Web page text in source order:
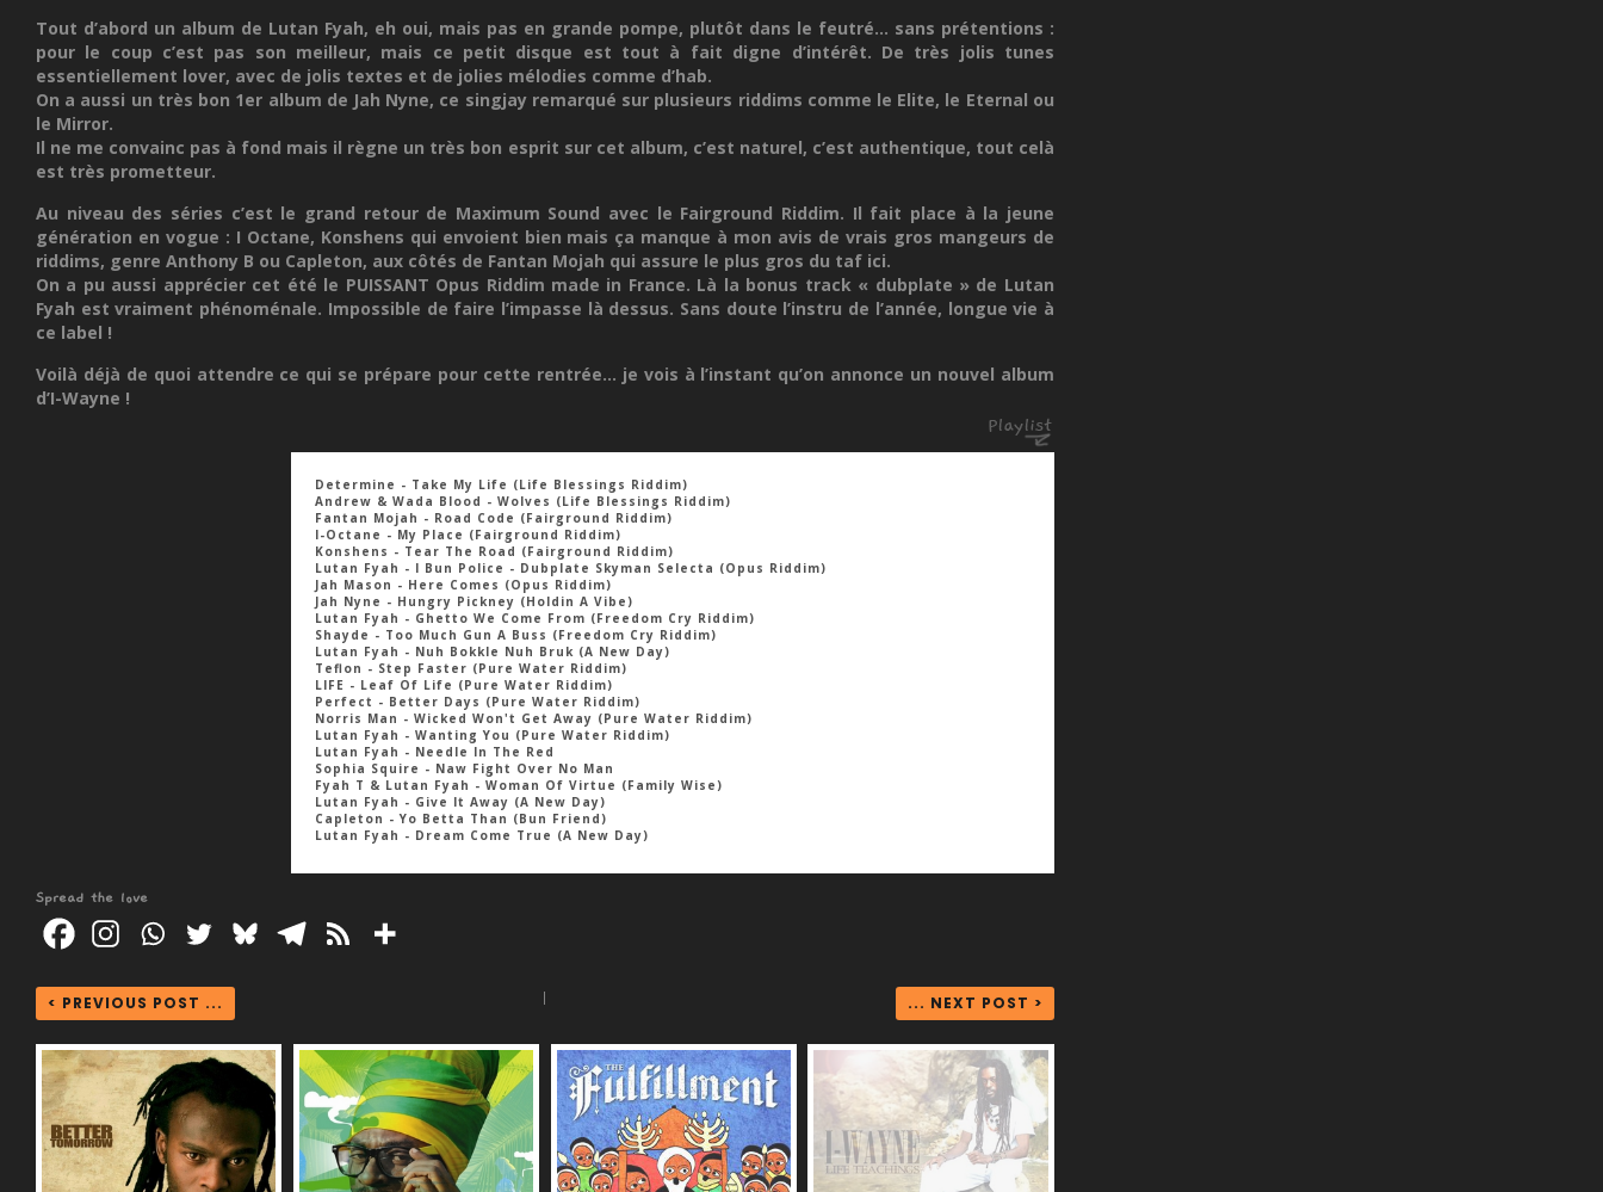
Tout d’abord un album de Lutan Fyah, eh oui, mais pas en grande pompe, plutôt dans le feutré… sans prétentions :
pour le coup c’est pas son meilleur, mais ce petit disque est tout à fait digne d’intérêt. De très jolis tunes
essentiellement lover, avec de jolis textes et de jolies mélodies comme d’hab.
On a aussi un très bon 1er album de Jah Nyne, ce singjay remarqué sur plusieurs riddims comme le Elite, le Eternal ou
le Mirror.
Il ne me convainc pas à fond mais il règne un très bon esprit sur cet album, c’est naturel, c’est authentique, tout celà
est très prometteur.
Au niveau des séries c’est le grand retour de Maximum Sound avec le Fairground Riddim. Il fait place à la jeune
génération en vogue : I Octane, Konshens qui envoient bien mais ça manque à mon avis de vrais gros mangeurs de
riddims, genre Anthony B ou Capleton, aux côtés de Fantan Mojah qui assure le plus gros du taf ici.
On a pu aussi apprécier cet été le PUISSANT Opus Riddim made in France. Là la bonus track « dubplate » de Lutan
Fyah est vraiment phénoménale. Impossible de faire l’impasse là dessus. Sans doute l’instru de l’année, longue vie à
ce label !
Voilà déjà de quoi attendre ce qui se prépare pour cette rentrée… je vois à l’instant qu’on annonce un nouvel album
d’I-Wayne !
Determine - Take My Life (Life Blessings Riddim)
Andrew & Wada Blood - Wolves (Life Blessings Riddim)
Fantan Mojah - Road Code (Fairground Riddim)
I-Octane - My Place (Fairground Riddim)
Konshens - Tear The Road (Fairground Riddim)
Lutan Fyah - I Bun Police - Dubplate Skyman Selecta (Opus Riddim)
Jah Mason - Here Comes (Opus Riddim)
Jah Nyne - Hungry Pickney (Holdin A Vibe)
Lutan Fyah - Ghetto We Come From (Freedom Cry Riddim)
Shayde - Too Much Gun A Buss (Freedom Cry Riddim)
Lutan Fyah - Nuh Bokkle Nuh Bruk (A New Day)
Teflon - Step Faster (Pure Water Riddim)
LIFE - Leaf Of Life (Pure Water Riddim)
Perfect - Better Days (Pure Water Riddim)
Norris Man - Wicked Won't Get Away (Pure Water Riddim)
Lutan Fyah - Wanting You (Pure Water Riddim)
Lutan Fyah - Needle In The Red
Sophia Squire - Naw Fight Over No Man
Fyah T & Lutan Fyah - Woman Of Virtue (Family Wise)
Lutan Fyah - Give It Away (A New Day)
Capleton - Yo Betta Than (Bun Friend)
Lutan Fyah - Dream Come True (A New Day)
Spread the love
< PREVIOUS POST ... | ... NEXT POST >